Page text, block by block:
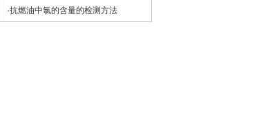
·抗燃油中氯的含量的检测方法